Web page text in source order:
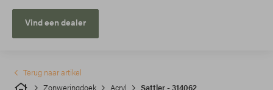
Vind een dealer
Zonweringdoek Acryl Sattler - 314062
Terug naar artikel